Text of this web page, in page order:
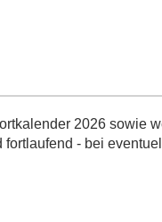
2026 sowie
- bei